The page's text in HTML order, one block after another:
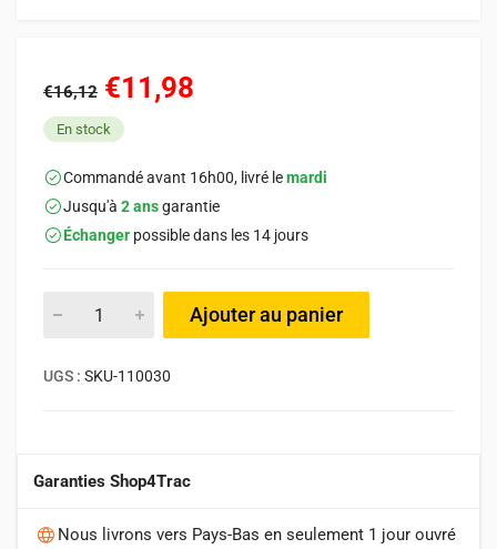
€16,12 €11,98
En stock
Commandé avant 16h00, livré lemardi
Jusqu'à 2 ansgarantie
Échanger possible dans les 14 jours
Ajouter au panier
UGS : SKU-110030
Garanties Shop4Trac
Nous livrons vers Pays-Bas en seulement 1 jour ouvré